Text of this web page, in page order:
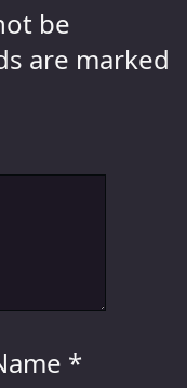
be
are marked
*